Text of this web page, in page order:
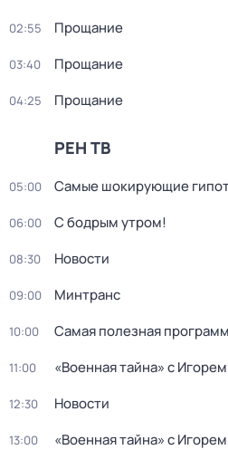
02:55 Прощание
03:40 Прощание
04:25 Прощание
РЕН ТВ
05:00 Самые шoкиpующие
06:00 С бодрым утром!
08:30 Новости
09:00 Минтранс
10:00 Самая полезная
11:00 «Военная тайна» с
12:30 Новости
13:00 «Военная тайна» с